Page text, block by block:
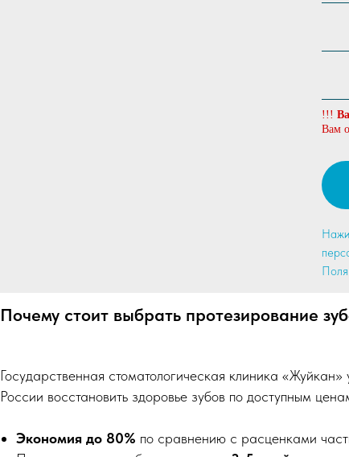
!!!
Вам
Поля
Почему стоит выбрать протезирование
Государственная стоматологическая клиника
России восстановить здоровье зубов по доступным
Экономия до 80% по сравнению с расценками